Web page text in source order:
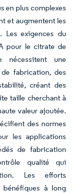
en plus complexes
et augmentent les
Les exigences du
pour le citrate de
nécessitent une
fabrication, des
créant des
taille cherchant à
valeur ajoutée.
des normes
les applications
de fabrication
qualité qui
Les efforts
bénéfiques à long